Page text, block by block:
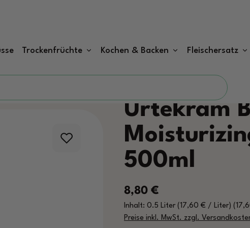
Trockenfrüchte Kochen & Backen Fleischersatz
Urtekram
500ml
Regulärer Preis:
8,80 €
Inhalt: 0.5 Liter (17,60 € / Liter)
Preise inkl. MwSt. zzgl.